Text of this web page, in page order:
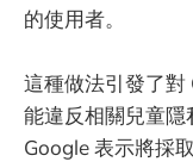
的使用者。
這種做法引發了
能違反相關兒童隱
Google 表示將採